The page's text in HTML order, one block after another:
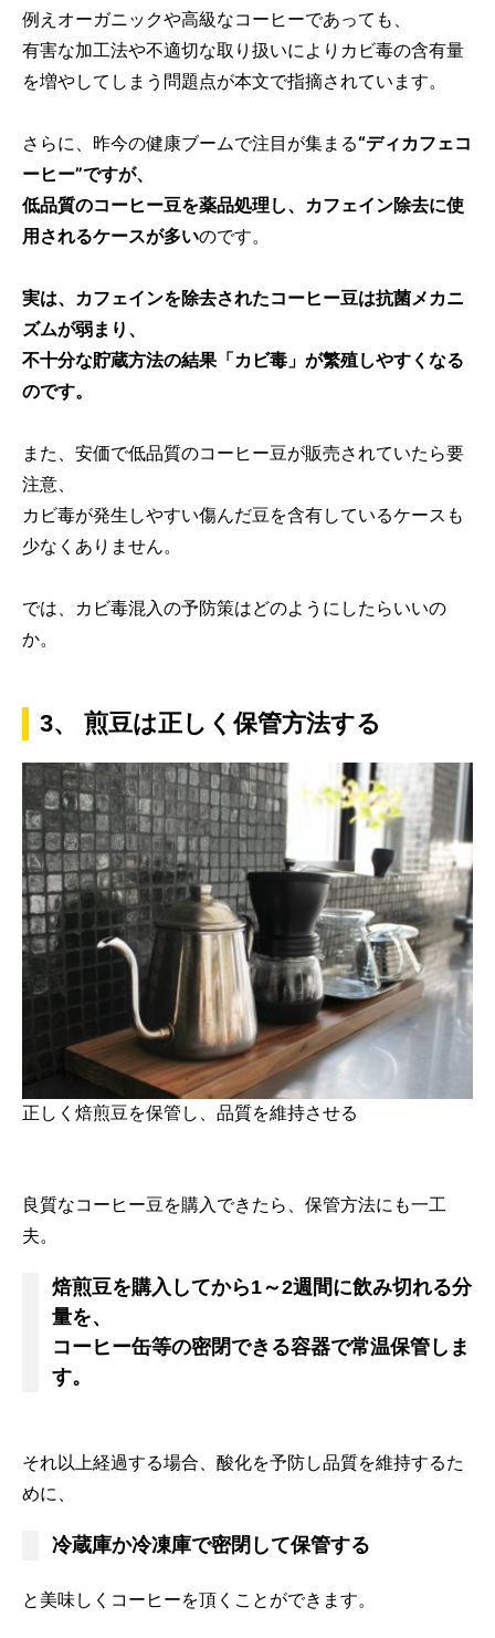
例えオーガニックや高級なコーヒーであっても、
有害な加工法や不適切な取り扱いによりカビ毒の含有量
を増やしてしまう問題点が本文で指摘されています。
さらに、昨今の健康ブームで注目が集まる“ディカフェコ
ーヒー”ですが、
低品質のコーヒー豆を薬品処理し、カフェイン除去に使
用されるケースが多いのです。
実は、カフェインを除去されたコーヒー豆は抗菌メカニ
ズムが弱まり、
不十分な貯蔵方法の結果「カビ毒」が繁殖しやすくなる
のです。
また、安価で低品質のコーヒー豆が販売されていたら要
注意、
カビ毒が発生しやすい傷んだ豆を含有しているケースも
少なくありません。
では、カビ毒混入の予防策はどのようにしたらいいの
か。
3、 煎豆は正しく保管方法する
正しく焙煎豆を保管し、品質を維持させる
良質なコーヒー豆を購入できたら、保管方法にも一工
夫。
焙煎豆を購入してから1～2週間に飲み切れる分
量を、
コーヒー缶等の密閉できる容器で常温保管しま
す。
それ以上経過する場合、酸化を予防し品質を維持するた
めに、
冷蔵庫か冷凍庫で密閉して保管する
と美味しくコーヒーを頂くことができます。